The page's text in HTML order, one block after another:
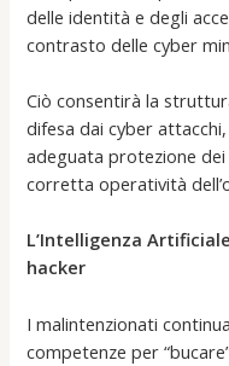
delle identità e degli
contrasto delle cyber
Ciò consentirà la
difesa dai cyber
adeguata protezione
corretta operatività
L’Intelligenza
hacker
I malintenzionati
competenze per